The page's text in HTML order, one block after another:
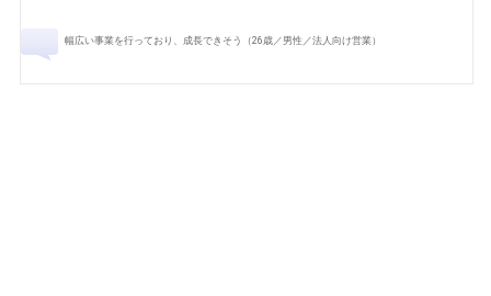
幅広い事業を行っており、成長できそう（26歳／男性／法人向け営業）